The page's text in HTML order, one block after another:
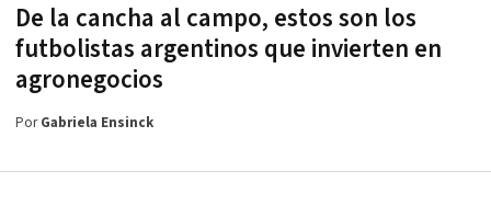
De la cancha al campo, estos son los
futbolistas argentinos que invierten en
agronegocios
PorGabriela Ensinck